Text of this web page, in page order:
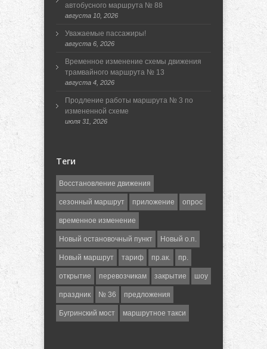
автобусного маршрута № 88
августа 10, 2026
Уважаемые пассажиры!
августа 6, 2026
Временное изменение схемы движения
трамвайного маршрута № 13
августа 4, 2026
Продление работы маршрута № 3 по
измененной схеме
июля 31, 2026
Теги
Восстановление движения
сезонный маршрут приложение опрос
временное изменение
Новый остановочный пункт Новый о.п.
Новый маршрут тариф пр.ак. пр.
открытие перевозчикам закрытие шоу
праздник № 36 предложения
Бугринский мост маршрутное такси